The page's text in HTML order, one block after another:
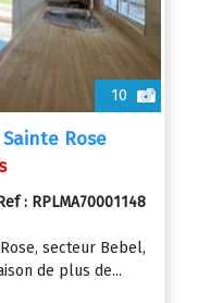
10
Rose
: RPLMA70001148
secteur Bebel,
de plus de...